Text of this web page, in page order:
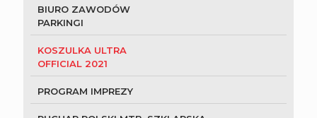
BIURO ZAWODÓW
PARKINGI
KOSZULKA ULTRA
OFFICIAL 2021
PROGRAM IMPREZY